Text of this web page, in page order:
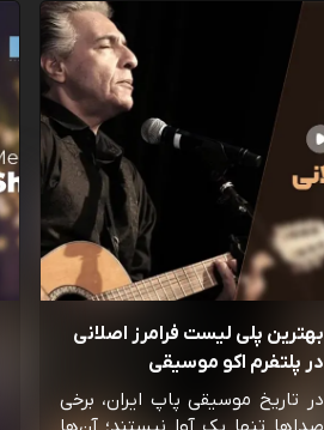
بهترین پلی لیست فرامرز اصلانی
در پلتفرم اکو موسیقی
در تاریخ موسیقی پاپ ایران، برخی